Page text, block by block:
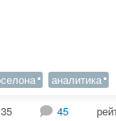
аналитика
45